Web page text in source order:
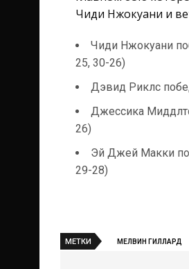
Чиди Нжокуани и
Чиди Нжокуани
25, 30-26)
Дэвид Риклс
Джессика
26)
Эй Джей Макки
29-28)
МЕТКИ МЕЛВИН ГИЛЛАРД